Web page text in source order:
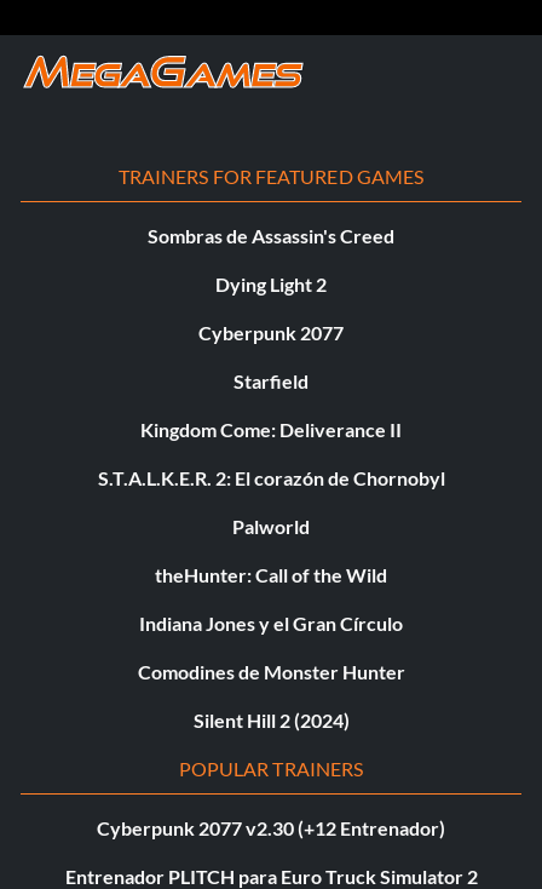
TRAINERS FOR FEATURED GAMES
Sombras de Assassin's Creed
Dying Light 2
Cyberpunk 2077
Starfield
Kingdom Come: Deliverance II
S.T.A.L.K.E.R. 2: El corazón de Chornobyl
Palworld
theHunter: Call of the Wild
Indiana Jones y el Gran Círculo
Comodines de Monster Hunter
Silent Hill 2 (2024)
POPULAR TRAINERS
Cyberpunk 2077 v2.30 (+12 Entrenador)
Entrenador PLITCH para Euro Truck Simulator 2